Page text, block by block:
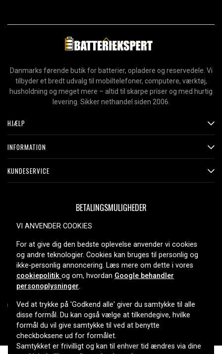
Danmarks førende butik for batterier, opladere og reservedele. Vi
tilbyder et bredt udvalg til mobiltelefoner, computere, værktøj,
husholdning og meget mere – altid til skarpe priser og med hurtig
levering. Sikker nethandel siden 2006.
HJÆLP
INFORMATION
KUNDESERVICE
BETALINGSMULIGHEDER
LEVERINGSMULIGHEDER
Copyright © 2026, Spares Nordic AB
VI ANVENDER COOKIES
For at give dig den bedste oplevelse anvender vi cookies
og andre teknologier. Cookies kan bruges til personlig og
ikke-personlig annoncering. Læs mere om dette i vores
cookiepolitik og om, hvordan Google behandler
personoplysninger.
Ved at trykke på 'Godkend alle' giver du samtykke til alle
disse formål. Du kan også vælge at tilkendegive, hvilke
formål du vil give samtykke til ved at benytte
checkboksene ud for formålet.
Samtykket er frivilligt og kan til enhver tid ændres via dine